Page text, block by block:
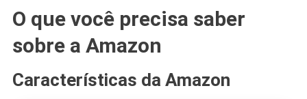
O que você precisa saber
sobre a Amazon
Características da Amazon